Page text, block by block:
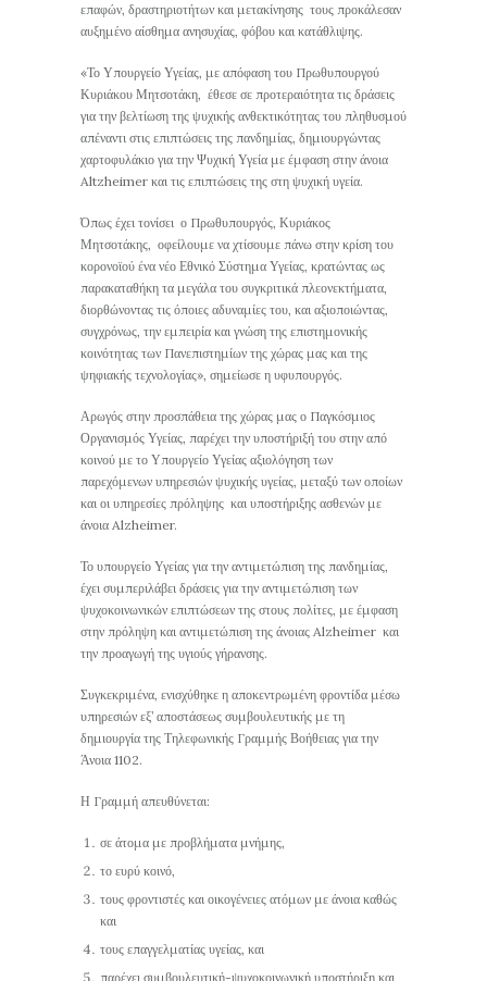
επαφών, δραστηριοτήτων και μετακίνησης τους προκάλεσαν
αυξημένο αίσθημα ανησυχίας, φόβου και κατάθλιψης.
«Το Υπουργείο Υγείας, με απόφαση του Πρωθυπουργού
Κυριάκου Μητσοτάκη, έθεσε σε προτεραιότητα τις δράσεις
για την βελτίωση της ψυχικής ανθεκτικότητας του πληθυσμού
απέναντι στις επιπτώσεις της πανδημίας, δημιουργώντας
χαρτοφυλάκιο για την Ψυχική Υγεία με έμφαση στην άνοια
Altzheimer και τις επιπτώσεις της στη ψυχική υγεία.
Όπως έχει τονίσει ο Πρωθυπουργός, Κυριάκος
Μητσοτάκης, οφείλουμε να χτίσουμε πάνω στην κρίση του
κορονοϊού ένα νέο Εθνικό Σύστημα Υγείας, κρατώντας ως
παρακαταθήκη τα μεγάλα του συγκριτικά πλεονεκτήματα,
διορθώνοντας τις όποιες αδυναμίες του, και αξιοποιώντας,
συγχρόνως, την εμπειρία και γνώση της επιστημονικής
κοινότητας των Πανεπιστημίων της χώρας μας και της
ψηφιακής τεχνολογίας», σημείωσε η υφυπουργός.
Αρωγός στην προσπάθεια της χώρας μας ο Παγκόσμιος
Οργανισμός Υγείας, παρέχει την υποστήριξή του στην από
κοινού με το Υπουργείο Υγείας αξιολόγηση των
παρεχόμενων υπηρεσιών ψυχικής υγείας, μεταξύ των οποίων
και οι υπηρεσίες πρόληψης και υποστήριξης ασθενών με
άνοια Alzheimer.
Το υπουργείο Υγείας για την αντιμετώπιση της πανδημίας,
έχει συμπεριλάβει δράσεις για την αντιμετώπιση των
ψυχοκοινωνικών επιπτώσεων της στους πολίτες, με έμφαση
στην πρόληψη και αντιμετώπιση της άνοιας Alzheimer και
την προαγωγή της υγιούς γήρανσης.
Συγκεκριμένα, ενισχύθηκε η αποκεντρωμένη φροντίδα μέσω
υπηρεσιών εξ’ αποστάσεως συμβουλευτικής με τη
δημιουργία της Τηλεφωνικής Γραμμής Βοήθειας για την
Άνοια 1102.
Η Γραμμή απευθύνεται:
σε άτομα με προβλήματα μνήμης,
το ευρύ κοινό,
τους φροντιστές και οικογένειες ατόμων με άνοια καθώς
και
τους επαγγελματίας υγείας, και
παρέχει συμβουλευτική-ψυχοκοινωνική υποστήριξη και